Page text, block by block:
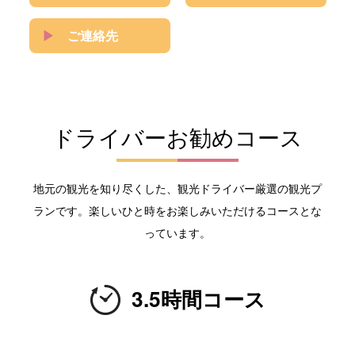
ご連絡先
ドライバーお勧めコース
地元の観光を知り尽くした、観光ドライバー厳選の観光プ
ランです。楽しいひと時をお楽しみいただけるコースとな
っています。
3.5時間コース